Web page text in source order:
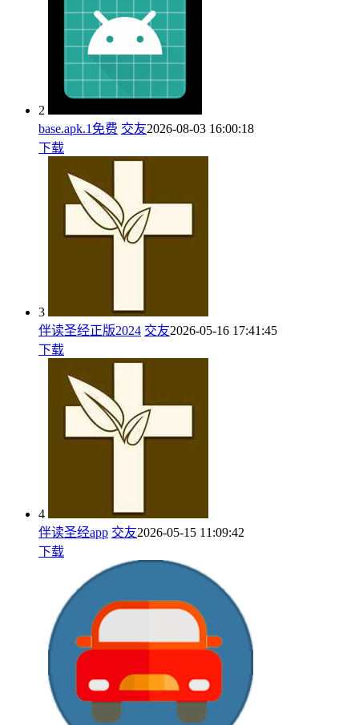
2
base.apk.1免费 交友2026-08-03 16:00:18
下载
3
伴读圣经正版2024 交友2026-05-16 17:41:45
下载
4
伴读圣经app 交友2026-05-15 11:09:42
下载